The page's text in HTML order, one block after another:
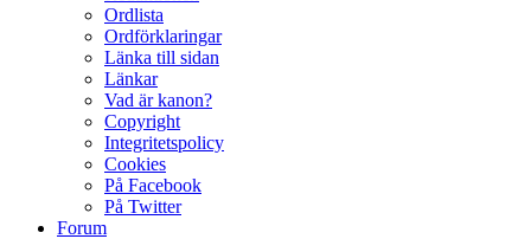
Ordlista
Ordförklaringar
Länka till sidan
Länkar
Vad är kanon?
Copyright
Integritetspolicy
Cookies
På Facebook
På Twitter
Forum